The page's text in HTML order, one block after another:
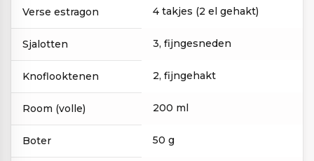
Verse estragon 4 takjes (2 el gehakt)
Sjalotten 3, fijngesneden
Knoflooktenen 2, fijngehakt
Room (volle) 200 ml
Boter 50 g